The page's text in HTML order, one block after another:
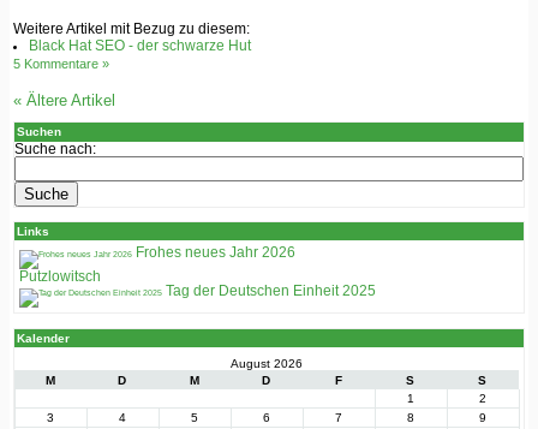
Weitere Artikel mit Bezug zu diesem:
Black Hat SEO - der schwarze Hut
5 Kommentare »
«Ältere Artikel
Suchen
Suche nach:
Links
Frohes neues Jahr 2026
Putzlowitsch
Tag der Deutschen Einheit 2025
Kalender
August 2026
M
D M D F S
S
1
2
3
4 5 6 7 8
9